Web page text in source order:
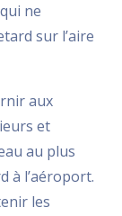
ne
sur l’aire
aux
et
au plus
à l’aéroport.
les